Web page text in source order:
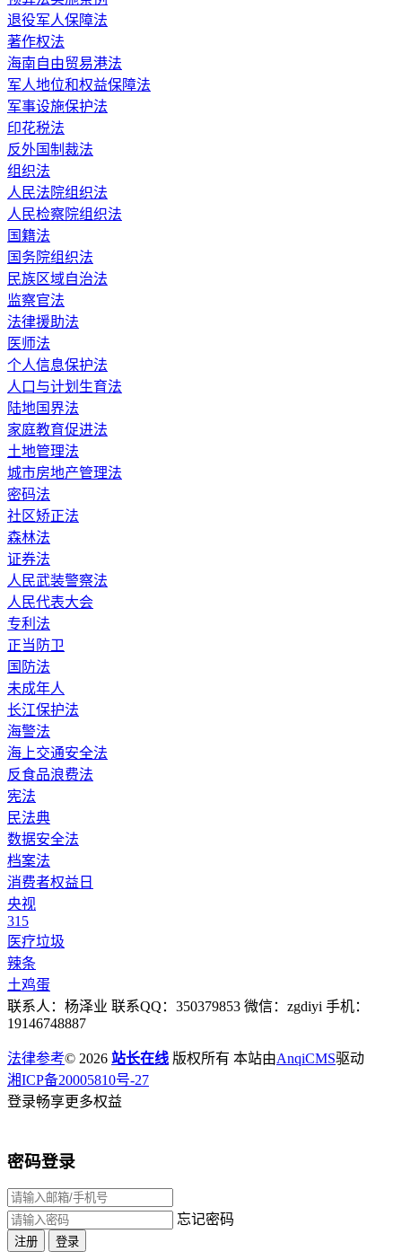
退役军人保障法
著作权法
海南自由贸易港法
军人地位和权益保障法
军事设施保护法
印花税法
反外国制裁法
组织法
人民法院组织法
人民检察院组织法
国籍法
国务院组织法
民族区域自治法
监察官法
法律援助法
医师法
个人信息保护法
人口与计划生育法
陆地国界法
家庭教育促进法
土地管理法
城市房地产管理法
密码法
社区矫正法
森林法
证券法
人民武装警察法
人民代表大会
专利法
正当防卫
国防法
未成年人
长江保护法
海警法
海上交通安全法
反食品浪费法
宪法
民法典
数据安全法
档案法
消费者权益日
央视
315
医疗垃圾
辣条
土鸡蛋
联系人：杨泽业 联系QQ：350379853 微信：zgdiyi 手机：
19146748887
法律参考© 2026 站长在线 版权所有 本站由AnqiCMS驱动
湘ICP备20005810号-27
登录畅享更多权益
密码登录
忘记密码
注册 登录